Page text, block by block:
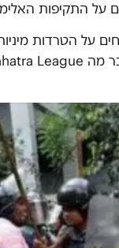
על התקיפות
על הטרדות